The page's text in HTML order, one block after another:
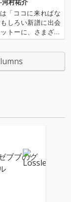
村祐介
「ココに来ればな
しろい新譜に出会
トーに、さまざま
こ数ヶ月の新譜か
ャルな9枚を選び
コーナー。今回の
編集長でもあ